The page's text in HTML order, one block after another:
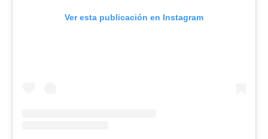
Ver esta publicación en Instagram